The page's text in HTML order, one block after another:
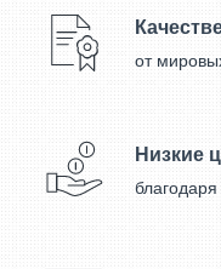
от
Низкие